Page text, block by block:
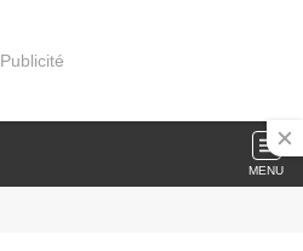
Publicité
MENU